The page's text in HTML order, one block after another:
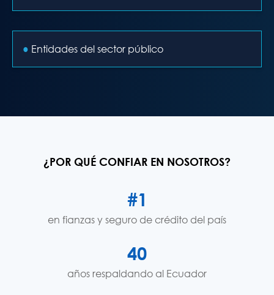
● Entidades del sector público
¿POR QUÉ CONFIAR EN NOSOTROS?
#1
en fianzas y seguro de crédito del país
40
años respaldando al Ecuador